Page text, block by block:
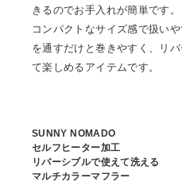
きるのでお手入れが簡単です。
コンパクトなサイズ感で扱い
を通すだけと巻きやすく、リ
て楽しめるアイテムです。
SUNNY NOMADO
セルフヒーター加工
リバーシブルで使えて洗える
マルチカラーマフラー